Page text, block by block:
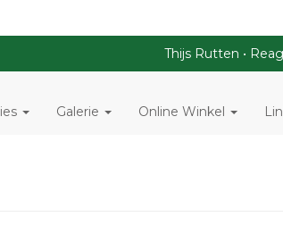
Thijs Rutten
Galerie Online Winkel